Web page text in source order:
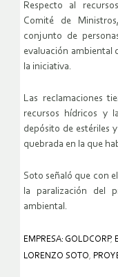
Respecto al
Comité de
conjunto de
evaluación ambiental
la iniciativa.
Las reclamaciones
recursos hídricos y
depósito de estériles
quebrada en la que
Soto señaló que con
la paralización del
ambiental.
EMPRESA: GOLDCORP,
LORENZO SOTO,